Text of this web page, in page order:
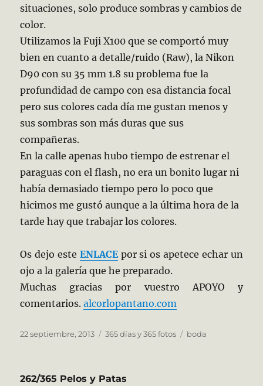
situaciones, solo produce sombras y cambios de
color.
Utilizamos la Fuji X100 que se comportó muy
bien en cuanto a detalle/ruido (Raw), la Nikon
D90 con su 35 mm 1.8 su problema fue la
profundidad de campo con esa distancia focal
pero sus colores cada día me gustan menos y
sus sombras son más duras que sus
compañeras.
En la calle apenas hubo tiempo de estrenar el
paraguas con el flash, no era un bonito lugar ni
había demasiado tiempo pero lo poco que
hicimos me gustó aunque a la última hora de la
tarde hay que trabajar los colores.
Os dejo este ENLACEpor si os apetece echar un
ojo a la galería que he preparado.
Muchas gracias por vuestro APOYO y
comentarios.alcorlopantano.com
Publicado
22 septiembre, 2013 Categorías
365 días y 365 fotos Etiquetas
boda
262/365 Pelos y Patas